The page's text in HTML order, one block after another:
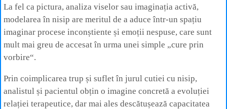
La fel ca pictura, analiza viselor sau imaginația activă,
modelarea în nisip are meritul de a aduce într-un spațiu
imaginar procese inconștiente și emoții nespuse, care sunt
mult mai greu de accesat în urma unei simple „cure prin
vorbire“.
Prin coimplicarea trup și suflet în jurul cutiei cu nisip,
analistul și pacientul obțin o imagine concretă a evoluției
relației terapeutice, dar mai ales descătușează capacitatea